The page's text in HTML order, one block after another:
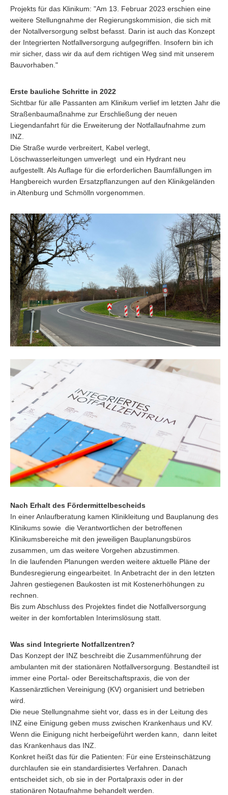
Projekts für das Klinikum: "Am 13. Februar 2023 erschien eine
weitere Stellungnahme der Regierungskommision, die sich mit
der Notallversorgung selbst befasst. Darin ist auch das Konzept
der Integrierten Notfallversorgung aufgegriffen. Insofern bin ich
mir sicher, dass wir da auf dem richtigen Weg sind mit unserem
Bauvorhaben."
Erste bauliche Schritte in 2022
Sichtbar für alle Passanten am Klinikum verlief im letzten Jahr die
Straßenbaumaßnahme zur Erschließung der neuen
Liegendanfahrt für die Erweiterung der Notfallaufnahme zum
INZ.
Die Straße wurde verbreitert, Kabel verlegt,
Löschwasserleitungen umverlegt und ein Hydrant neu
aufgestellt. Als Auflage für die erforderlichen Baumfällungen im
Hangbereich wurden Ersatzpflanzungen auf den Klinikgeländen
in Altenburg und Schmölln vorgenommen.
Nach Erhalt des Fördermittelbescheids
In einer Anlaufberatung kamen Klinikleitung und Bauplanung des
Klinikums sowie die Verantwortlichen der betroffenen
Klinikumsbereiche mit den jeweiligen Bauplanungsbüros
zusammen, um das weitere Vorgehen abzustimmen.
In die laufenden Planungen werden weitere aktuelle Pläne der
Bundesregierung eingearbeitet. In Anbetracht der in den letzten
Jahren gestiegenen Baukosten ist mit Kostenerhöhungen zu
rechnen.
Bis zum Abschluss des Projektes findet die Notfallversorgung
weiter in der komfortablen Interimslösung statt.
Was sind Integrierte Notfallzentren?
Das Konzept der INZ beschreibt die Zusammenführung der
ambulanten mit der stationären Notfallversorgung. Bestandteil ist
immer eine Portal- oder Bereitschaftspraxis, die von der
Kassenärztlichen Vereinigung (KV) organisiert und betrieben
wird.
Die neue Stellungnahme sieht vor, dass es in der Leitung des
INZ eine Einigung geben muss zwischen Krankenhaus und KV.
Wenn die Einigung nicht herbeigeführt werden kann, dann leitet
das Krankenhaus das INZ.
Konkret heißt das für die Patienten: Für eine Ersteinschätzung
durchlaufen sie ein standardisiertes Verfahren. Danach
entscheidet sich, ob sie in der Portalpraxis oder in der
stationären Notaufnahme behandelt werden.